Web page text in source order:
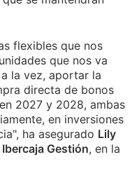
flexibles que nos
que nos va
la vez, aportar la
directa de bonos
2027 y 2028, ambas
en inversiones
ha asegurado Lily
Ibercaja Gestión, en la